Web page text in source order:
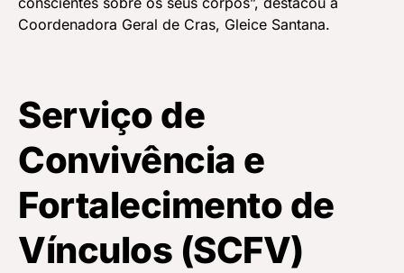
Coordenadora Geral de Cras, Gleice Santana.
Serviço de
Convivência e
Fortalecimento de
Vínculos (SCFV)